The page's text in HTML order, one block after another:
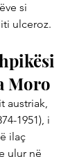
si
ulceroz.
Moro
austriak,
1951), i
ilaç
ulur në